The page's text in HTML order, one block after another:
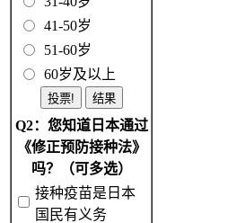
41-50岁
51-60岁
60岁及以上
Q2：您知道日本通过
《修正预防接种法》
吗？（可多选）
接种疫苗是日本
国民有义务